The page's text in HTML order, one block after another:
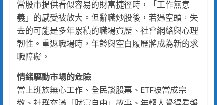
當股市提供看似容易的財富捷徑時，「工作無意
義」的感受被放大。但辭職炒股後，若遇空頭，失
去的可能是多年累積的職場資歷、社會網絡與心理
韌性。重返職場時，年齡與空白履歷將成為新的求
職障礙。
情緒驅動市場的危險
當上班族無心工作、全民談股票、ETF被當成宗